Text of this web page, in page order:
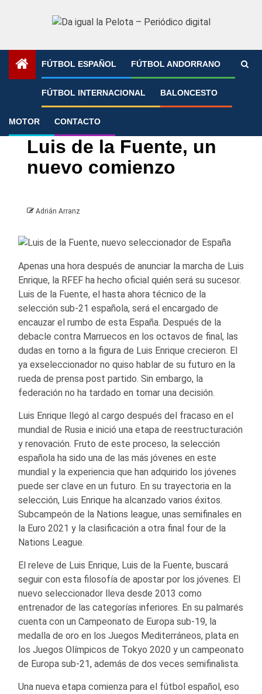
FÚTBOL ESPAÑOL FÚTBOL ANDORRANO
FÚTBOL INTERNACIONAL BALONCESTO
MOTOR CONTACTO
»
Fútbol español Selección española
Luis de la Fuente, un
nuevo comienzo
Adrián Arranz
Apenas una hora después de anunciar la marcha de Luis
Enrique, la RFEF ha hecho oficial quién será su sucesor.
Luis de la Fuente, el hasta ahora técnico de la
selección sub-21 española, será el encargado de
encauzar el rumbo de esta España. Después de la
debacle contra Marruecos en los octavos de final, las
dudas en torno a la figura de Luis Enrique crecieron. El
ya exseleccionador no quiso hablar de su futuro en la
rueda de prensa post partido. Sin embargo, la
federación no ha tardado en tomar una decisión.
Luis Enrique llegó al cargo después del fracaso en el
mundial de Rusia e inició una etapa de reestructuración
y renovación. Fruto de este proceso, la selección
española ha sido una de las más jóvenes en este
mundial y la experiencia que han adquirido los jóvenes
puede ser clave en un futuro. En su trayectoria en la
selección, Luis Enrique ha alcanzado varios éxitos.
Subcampeón de la Nations league, unas semifinales en
la Euro 2021 y la clasificación a otra final four de la
Nations League.
El releve de Luis Enrique, Luis de la Fuente, buscará
seguir con esta filosofía de apostar por los jóvenes. El
nuevo seleccionador lleva desde 2013 como
entrenador de las categorías inferiores. En su palmarés
cuenta con un Campeonato de Europa sub-19, la
medalla de oro en los Juegos Mediterráneos, plata en
los Juegos Olímpicos de Tokyo 2020 y un campeonato
de Europa sub-21, además de dos veces semifinalista.
Una nueva etapa comienza para el fútbol español, eso